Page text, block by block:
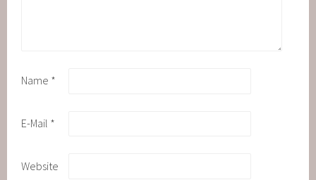
Name *
E-Mail *
Website